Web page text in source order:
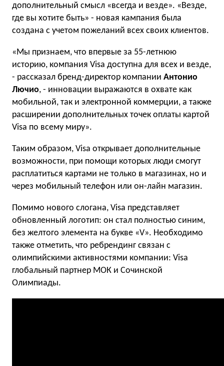
дополнительный смысл «всегда и везде». «Везде,
где вы хотите быть» - новая кампания была
создана с учетом пожеланий всех своих клиентов.
«Мы признаем, что впервые за 55-летнюю
историю, компания Visa доступна для всех и везде,
- рассказал бренд-директор компании Антонио
Лючио, - инновации выражаются в охвате как
мобильной, так и электронной коммерции, а также
расширении дополнительных точек оплаты картой
Visa по всему миру».
Таким образом, Visa открывает дополнительные
возможности, при помощи которых люди смогут
расплатиться картами не только в магазинах, но и
через мобильный телефон или он-лайн магазин.
Помимо нового слогана, Visa представляет
обновленный логотип: он стал полностью синим,
без желтого элемента на букве «V». Необходимо
также отметить, что ребрендинг связан с
олимпийскими активностями компании: Visa
глобальный партнер МОК и Сочинской
Олимпиады.